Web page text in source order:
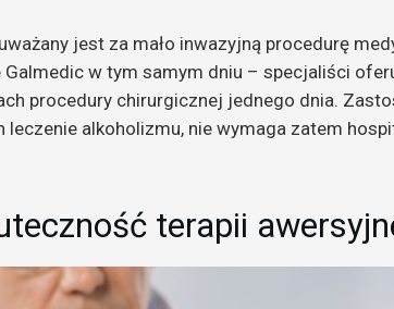
jest za mało inwazyjną procedurę
w tym samym dniu – specjaliści
procedury chirurgicznej jednego dnia.
alkoholizmu, nie wymaga zatem
terapii